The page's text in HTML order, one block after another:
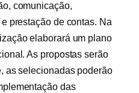
comunicação,
prestação de contas. Na
elaborará um plano
As propostas serão
as selecionadas poderão
das